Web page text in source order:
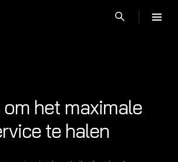
het maximale
te halen